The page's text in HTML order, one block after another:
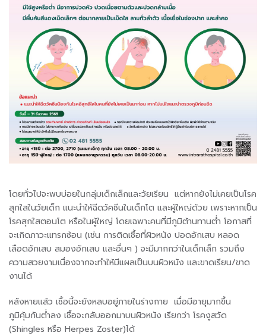
โดยทั่วไปจะพบบ่อยในกลุ่มเด็กเล็กและวัยเรียน แต่หากยังไม่เคยเป็นโรค
สุกใสในวัยเด็ก แนะนำให้ฉีดวัคซีนในเด็กโต และผู้ใหญ่ด้วย เพราะหากเป็น
โรคสุกใสตอนโต หรือในผู้ใหญ่ โดยเฉพาะคนที่มีภูมิต้านทานต่ำ โอกาสที่
จะเกิดภาวะแทรกซ้อน (เช่น การติดเชื้อที่ผิวหนัง ปอดอักเสบ หลอด
เลือดอักเสบ สมองอักเสบ และอื่นๆ ) จะมีมากกว่าในเด็กเล็ก รวมถึง
ความสวยงามเนื่องจากจะทำให้มีแผลเป็นบนผิวหนัง และขาดเรียน/ขาด
งานได้
หลังหายแล้ว เชื้อนี้จะยังหลบอยู่ภายในร่างกาย เมื่อมีอายุมากขึ้น
ภูมิคุ้มกันต่ำลง เชื้อจะกลับออกมาบนผิวหนัง เรียกว่า โรคงูสวัด
(Shingles หรือ Herpes Zoster)ได้